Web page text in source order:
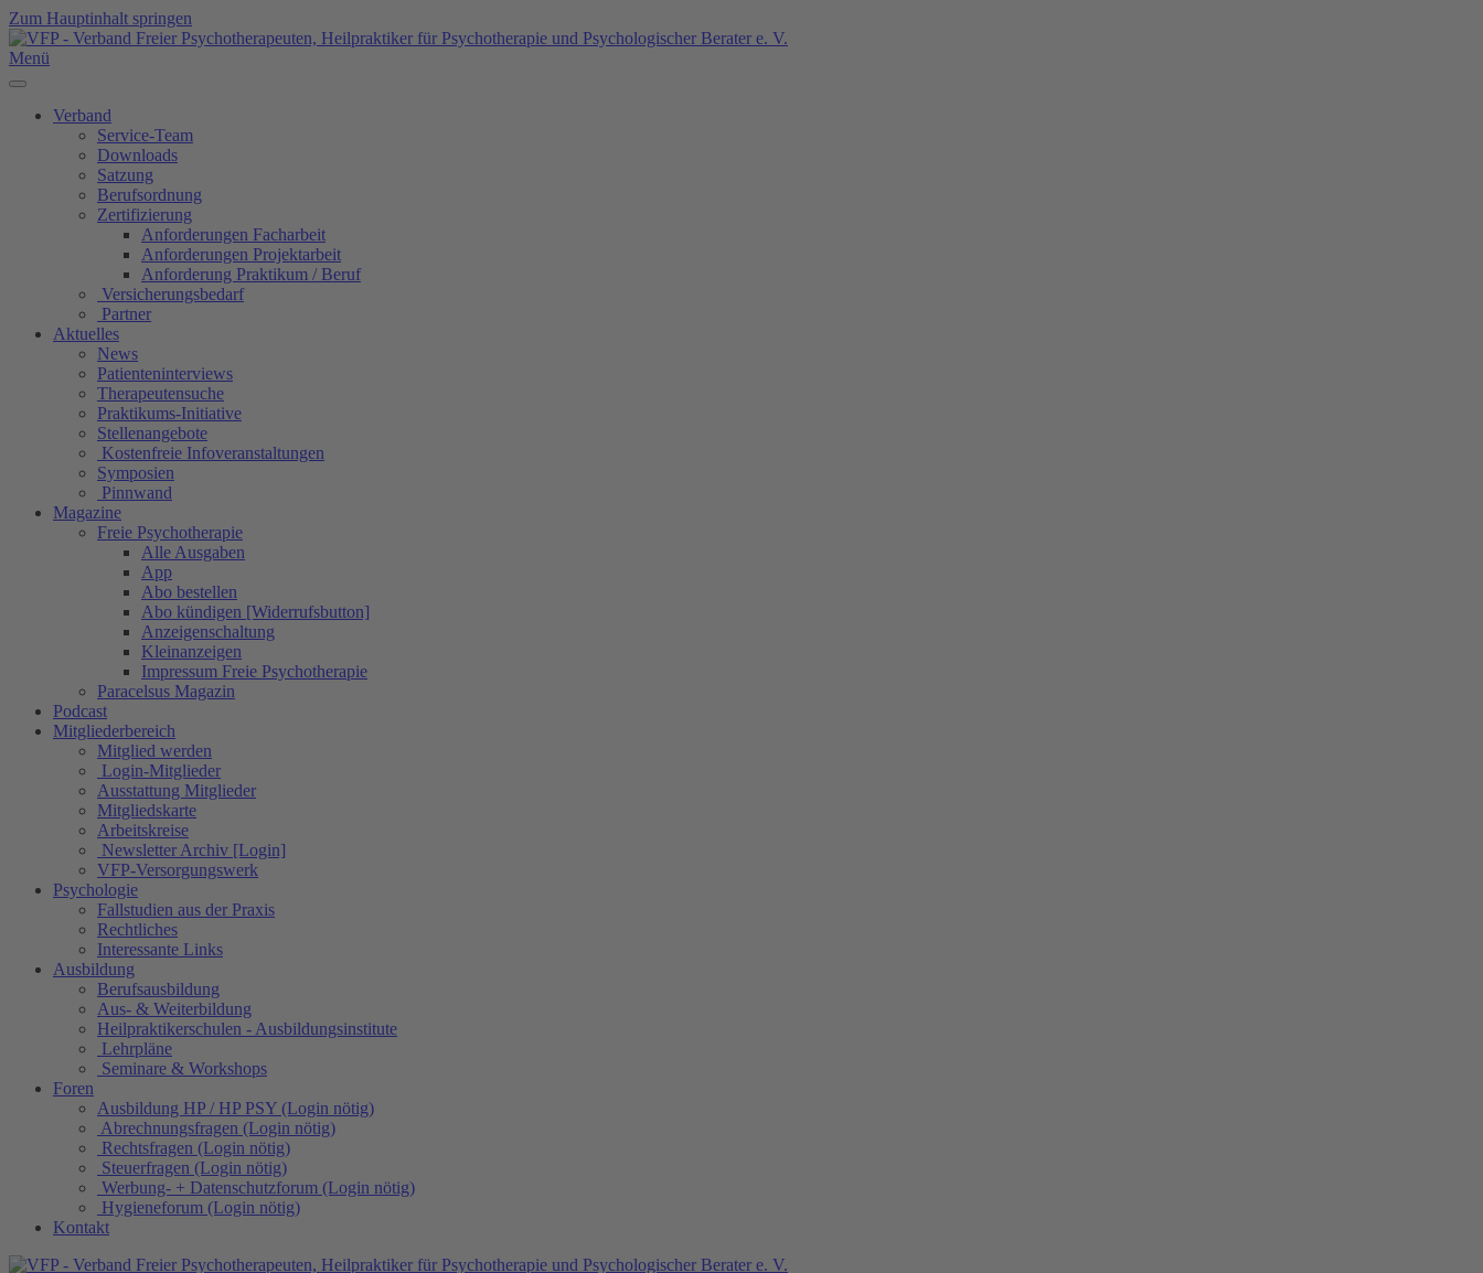
Zum Hauptinhalt springen
Menü
Verband
Service-Team
Downloads
Satzung
Berufsordnung
Zertifizierung
Anforderungen Facharbeit
Anforderungen Projektarbeit
Anforderung Praktikum / Beruf
Versicherungsbedarf
Partner
Aktuelles
News
Patienteninterviews
Therapeutensuche
Praktikums-Initiative
Stellenangebote
Kostenfreie Infoveranstaltungen
Symposien
Pinnwand
Magazine
Freie Psychotherapie
Alle Ausgaben
App
Abo bestellen
Abo kündigen [Widerrufsbutton]
Anzeigenschaltung
Kleinanzeigen
Impressum Freie Psychotherapie
Paracelsus Magazin
Podcast
Mitgliederbereich
Mitglied werden
Login-Mitglieder
Ausstattung Mitglieder
Mitgliedskarte
Arbeitskreise
Newsletter Archiv [Login]
VFP-Versorgungswerk
Psychologie
Fallstudien aus der Praxis
Rechtliches
Interessante Links
Ausbildung
Berufsausbildung
Aus- & Weiterbildung
Heilpraktikerschulen - Ausbildungsinstitute
Lehrpläne
Seminare & Workshops
Foren
Ausbildung HP / HP PSY (Login nötig)
Abrechnungsfragen (Login nötig)
Rechtsfragen (Login nötig)
Steuerfragen (Login nötig)
Werbung- + Datenschutzforum (Login nötig)
Hygieneforum (Login nötig)
Kontakt